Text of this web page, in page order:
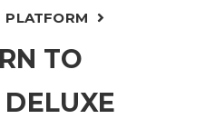
PLATFORM
TO